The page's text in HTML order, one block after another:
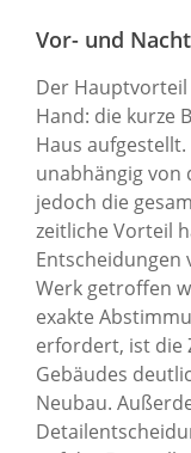
Vor- und
Der
Hand: die kurze
Haus
unabhängig von
jedoch die
zeitliche Vorteil
Entscheidungen
Werk getroffen
exakte
erfordert, ist die
Gebäudes
Neubau.